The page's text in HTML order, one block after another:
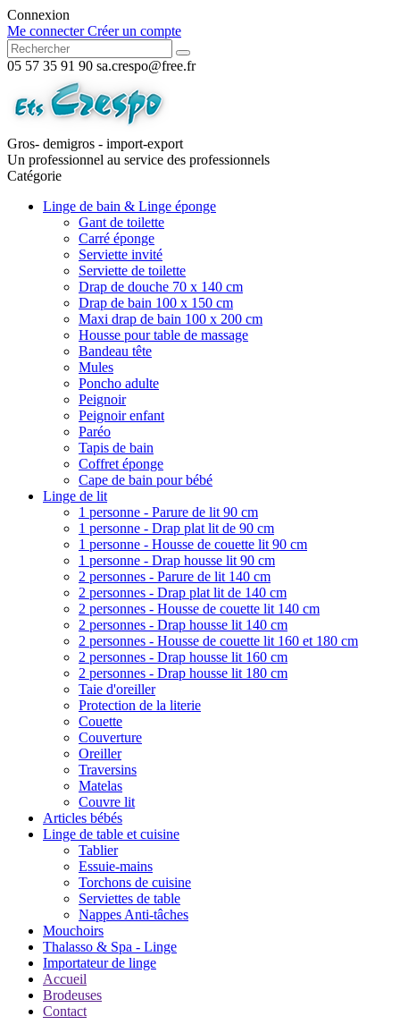
Connexion
Me connecter Créer un compte
05 57 35 91 90 sa.crespo@free.fr
Gros- demigros - import-export
Un professionnel au service des professionnels
Catégorie
Linge de bain & Linge éponge
Gant de toilette
Carré éponge
Serviette invité
Serviette de toilette
Drap de douche 70 x 140 cm
Drap de bain 100 x 150 cm
Maxi drap de bain 100 x 200 cm
Housse pour table de massage
Bandeau tête
Mules
Poncho adulte
Peignoir
Peignoir enfant
Paréo
Tapis de bain
Coffret éponge
Cape de bain pour bébé
Linge de lit
1 personne - Parure de lit 90 cm
1 personne - Drap plat lit de 90 cm
1 personne - Housse de couette lit 90 cm
1 personne - Drap housse lit 90 cm
2 personnes - Parure de lit 140 cm
2 personnes - Drap plat lit de 140 cm
2 personnes - Housse de couette lit 140 cm
2 personnes - Drap housse lit 140 cm
2 personnes - Housse de couette lit 160 et 180 cm
2 personnes - Drap housse lit 160 cm
2 personnes - Drap housse lit 180 cm
Taie d'oreiller
Protection de la literie
Couette
Couverture
Oreiller
Traversins
Matelas
Couvre lit
Articles bébés
Linge de table et cuisine
Tablier
Essuie-mains
Torchons de cuisine
Serviettes de table
Nappes Anti-tâches
Mouchoirs
Thalasso & Spa - Linge
Importateur de linge
Accueil
Brodeuses
Contact